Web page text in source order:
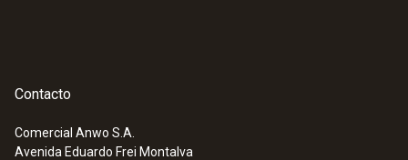
Contacto
Comercial Anwo S.A.
Avenida Eduardo Frei Montalva